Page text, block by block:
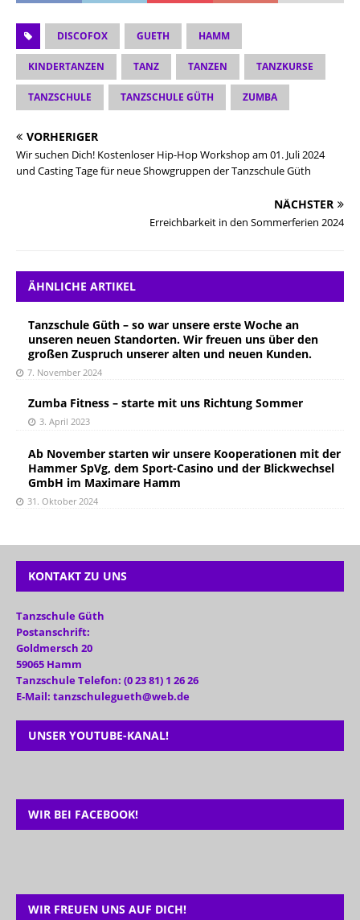
DISCOFOX GUETH HAMM
KINDERTANZEN TANZ TANZEN TANZKURSE
TANZSCHULE TANZSCHULE GÜTH ZUMBA
VORHERIGER
Wir suchen Dich! Kostenloser Hip-Hop Workshop am 01. Juli 2024
und Casting Tage für neue Showgruppen der Tanzschule Güth
NÄCHSTER
Erreichbarkeit in den Sommerferien 2024
ÄHNLICHE ARTIKEL
Tanzschule Güth – so war unsere erste Woche an
unseren neuen Standorten. Wir freuen uns über den
großen Zuspruch unserer alten und neuen Kunden.
7. November 2024
Zumba Fitness – starte mit uns Richtung Sommer
3. April 2023
Ab November starten wir unsere Kooperationen mit der
Hammer SpVg, dem Sport-Casino und der Blickwechsel
GmbH im Maximare Hamm
31. Oktober 2024
KONTAKT ZU UNS
Tanzschule Güth
Postanschrift:
Goldmersch 20
59065 Hamm
Tanzschule Telefon: (0 23 81) 1 26 26
E-Mail: tanzschulegueth@web.de
UNSER YOUTUBE-KANAL!
WIR BEI FACEBOOK!
WIR FREUEN UNS AUF DICH!